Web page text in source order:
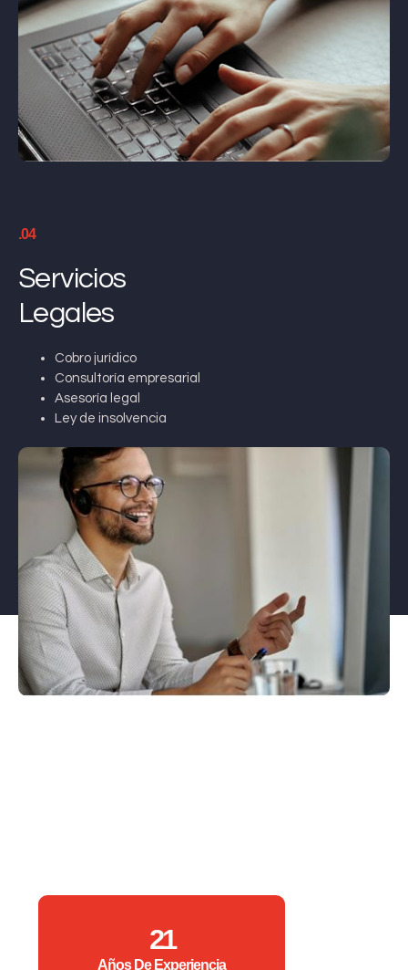
.04
Servicios
Legales
Cobro jurídico
Consultoría empresarial
Asesoría legal
Ley de insolvencia
21
Años De Experiencia